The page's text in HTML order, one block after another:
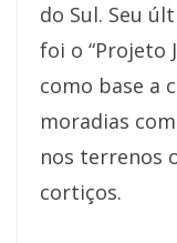
do Sul. Seu
foi o “Projeto
como base a
moradias
nos terrenos
cortiços.